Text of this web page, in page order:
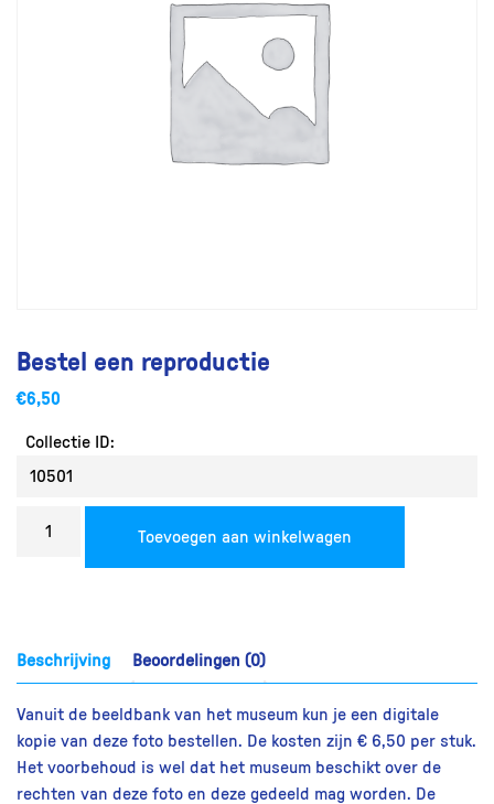
Bestel een reproductie
€6,50
Collectie ID:
reproductie
Toevoegen aan winkelwagen
Beschrijving Beoordelingen (0)
Vanuit de beeldbank van het museum kun je een digitale
kopie van deze foto bestellen. De kosten zijn € 6,50 per stuk.
Het voorbehoud is wel dat het museum beschikt over de
rechten van deze foto en deze gedeeld mag worden. De